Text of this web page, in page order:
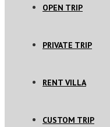
OPEN TRIP
PRIVATE TRIP
RENT VILLA
CUSTOM TRIP